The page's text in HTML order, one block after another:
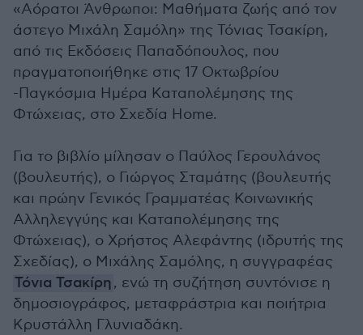
«Αόρατοι Άνθρωποι: Μαθήματα ζωής από τον
άστεγο Μιχάλη Σαμόλη» της Τόνιας Τσακίρη,
από τις Εκδόσεις Παπαδόπουλος, που
πραγματοποιήθηκε στις 17 Οκτωβρίου
-Παγκόσμια Ημέρα Καταπολέμησης της
Φτώχειας, στο Σχεδία Home.
Για το βιβλίο μίλησαν ο Παύλος Γερουλάνος
(βουλευτής), ο Γιώργος Σταμάτης (βουλευτής
και πρώην Γενικός Γραμματέας Κοινωνικής
Αλληλεγγύης και Καταπολέμησης της
Φτώχειας), ο Χρήστος Αλεφάντης (ιδρυτής της
Σχεδίας), ο Μιχάλης Σαμόλης, η συγγραφέας
Τόνια Τσακίρη, ενώ τη συζήτηση συντόνισε η
δημοσιογράφος, μεταφράστρια και ποιήτρια
Κρυστάλλη Γλυνιαδάκη.